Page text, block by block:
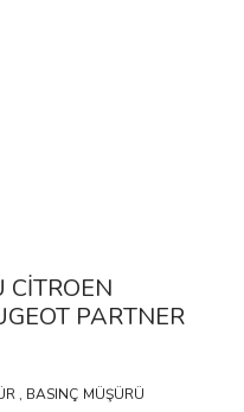
CİTROEN
PARTNER
, BASINÇ MÜŞÜRÜ